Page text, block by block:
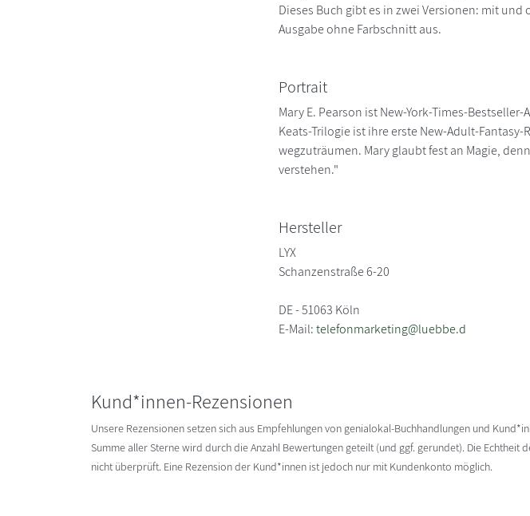
Dieses Buch gibt es in zwei Versionen: mit
Ausgabe ohne Farbschnitt aus.
Portrait
Mary E. Pearson ist New-York-Times-
Keats-Trilogie ist ihre erste New-Adult-
wegzuträumen. Mary glaubt fest an Magie,
verstehen."
Hersteller
LYX
Schanzenstraße 6-20
DE - 51063 Köln
E-Mail:telefonmarketing@luebbe.d
Kund*innen-Rezensionen
Unsere Rezensionen setzen sich aus Empfehlungen von genialokal-Buchhandlungen und
Summe aller Sterne wird durch die Anzahl Bewertungen geteilt (und ggf. gerundet). Die Echtheit
nicht überprüft. Eine Rezension der Kund*innen ist jedoch nur mit Kundenkonto möglich.